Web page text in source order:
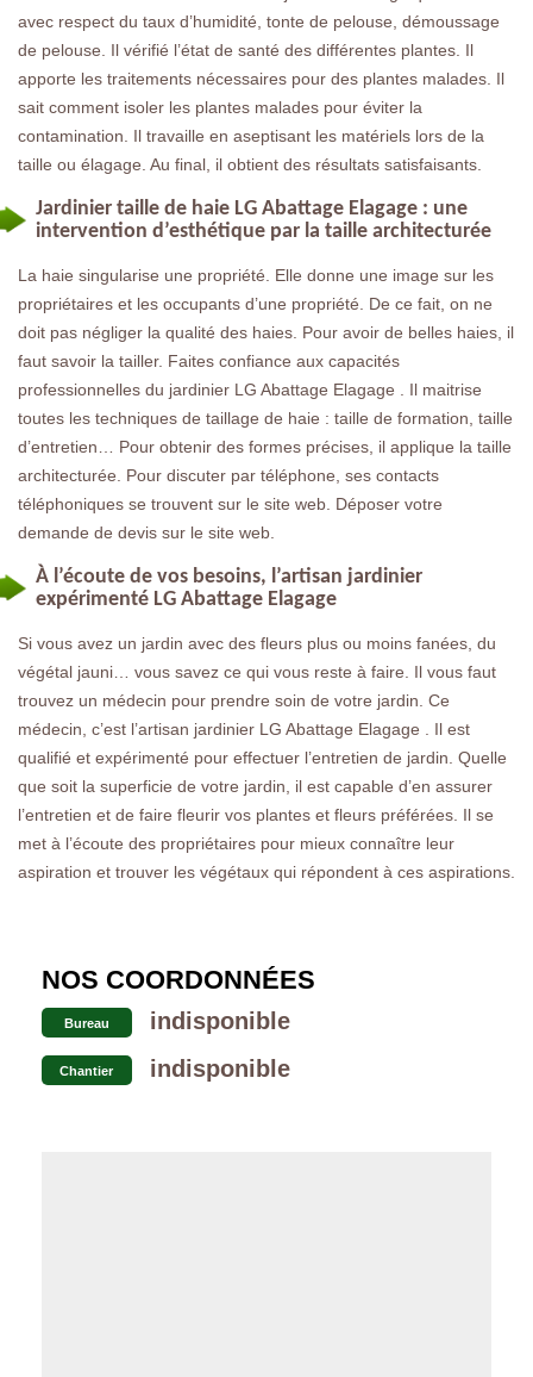
avec respect du taux d’humidité, tonte de pelouse, démoussage
de pelouse. Il vérifié l’état de santé des différentes plantes. Il
apporte les traitements nécessaires pour des plantes malades. Il
sait comment isoler les plantes malades pour éviter la
contamination. Il travaille en aseptisant les matériels lors de la
taille ou élagage. Au final, il obtient des résultats satisfaisants.
Jardinier taille de haie LG Abattage Elagage : une
intervention d’esthétique par la taille architecturée
La haie singularise une propriété. Elle donne une image sur les
propriétaires et les occupants d’une propriété. De ce fait, on ne
doit pas négliger la qualité des haies. Pour avoir de belles haies, il
faut savoir la tailler. Faites confiance aux capacités
professionnelles du jardinier LG Abattage Elagage . Il maitrise
toutes les techniques de taillage de haie : taille de formation, taille
d’entretien… Pour obtenir des formes précises, il applique la taille
architecturée. Pour discuter par téléphone, ses contacts
téléphoniques se trouvent sur le site web. Déposer votre
demande de devis sur le site web.
À l’écoute de vos besoins, l’artisan jardinier
expérimenté LG Abattage Elagage
Si vous avez un jardin avec des fleurs plus ou moins fanées, du
végétal jauni… vous savez ce qui vous reste à faire. Il vous faut
trouvez un médecin pour prendre soin de votre jardin. Ce
médecin, c’est l’artisan jardinier LG Abattage Elagage . Il est
qualifié et expérimenté pour effectuer l’entretien de jardin. Quelle
que soit la superficie de votre jardin, il est capable d’en assurer
l’entretien et de faire fleurir vos plantes et fleurs préférées. Il se
met à l’écoute des propriétaires pour mieux connaître leur
aspiration et trouver les végétaux qui répondent à ces aspirations.
NOS COORDONNÉES
Bureau indisponible
Chantier indisponible